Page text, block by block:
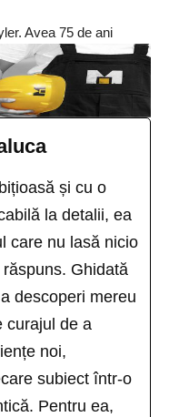
Avea 75 de ani
și cu o
la detalii, ea
care nu lasă nicio
Ghidată
descoperi mereu
curajul de a
noi,
subiect într-o
Pentru ea,